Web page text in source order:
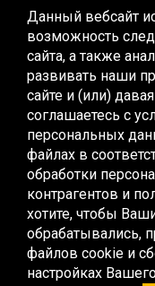
Данный вебсайт
возможность
сайта, а также
развивать наши
сайте и (или)
соглашаетесь с
персональных
файлах в
обработки
контрагентов и
хотите, чтобы
обрабатывались,
файлов cookie и
настройках
Смазки для
Смазки